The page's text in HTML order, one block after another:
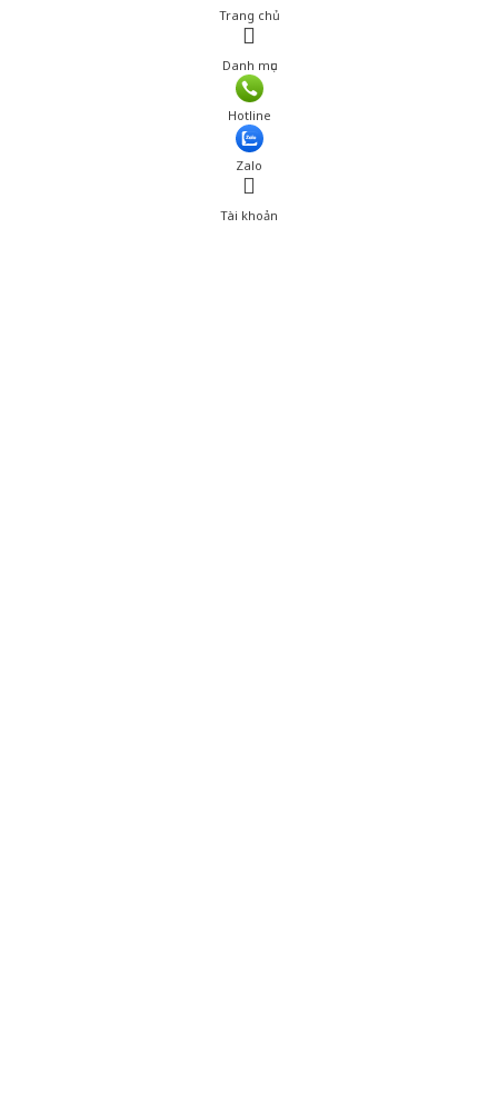
Trang chủ
Danh mục
Hotline
Zalo
Tài khoản